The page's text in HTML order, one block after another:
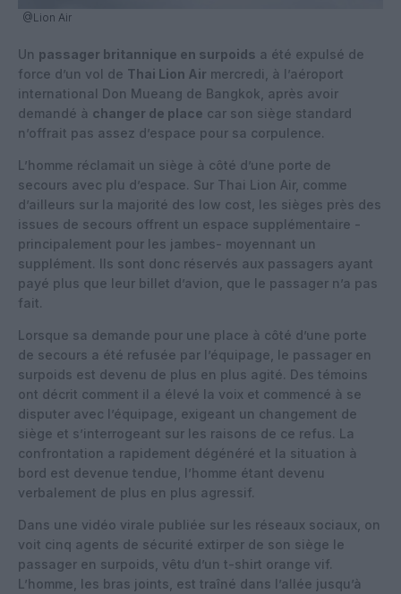
@Lion Air
Un passager britannique en surpoids a été expulsé de
force d’un vol de Thai Lion Air mercredi, à l’aéroport
international Don Mueang de Bangkok, après avoir
demandé à changer de place car son siège standard
n’offrait pas assez d’espace pour sa corpulence.
L’homme réclamait un siège à côté d’une porte de
secours avec plu d’espace. Sur Thai Lion Air, comme
d’ailleurs sur la majorité des low cost, les sièges près des
issues de secours offrent un espace supplémentaire -
principalement pour les jambes- moyennant un
supplément. Ils sont donc réservés aux passagers ayant
payé plus que leur billet d’avion, que le passager n’a pas
fait.
Lorsque sa demande pour une place à côté d’une porte
de secours a été refusée par l’équipage, le passager en
surpoids est devenu de plus en plus agité. Des témoins
ont décrit comment il a élevé la voix et commencé à se
disputer avec l’équipage, exigeant un changement de
siège et s’interrogeant sur les raisons de ce refus. La
confrontation a rapidement dégénéré et la situation à
bord est devenue tendue, l’homme étant devenu
verbalement de plus en plus agressif.
Dans une vidéo virale publiée sur les réseaux sociaux, on
voit cinq agents de sécurité extirper de son siège le
passager en surpoids, vêtu d’un t-shirt orange vif.
L’homme, les bras joints, est traîné dans l’allée jusqu’à